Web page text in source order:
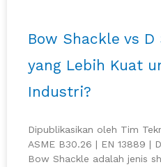
Bow Shackle vs
yang Lebih Kuat
Industri?
Dipublikasikan oleh Tim
ASME B30.26 | EN 13889 |
Bow Shackle adalah jenis